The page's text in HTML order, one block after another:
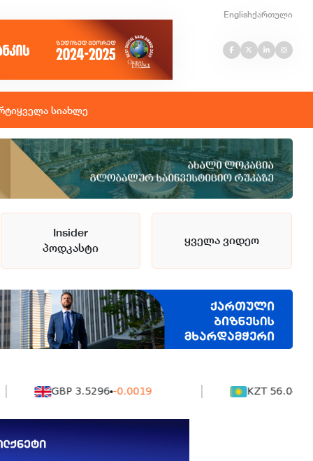
Englishქართული
ყველა სიახლე
Insider
პოდკასტი
ყველა ვიდეო
GBP 3.5296 -0.0019 KZT 56.04 0.0019